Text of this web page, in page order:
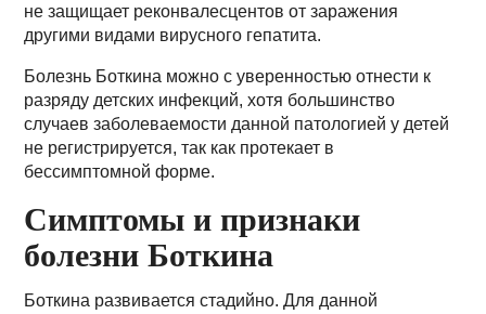
не защищает реконвалесцентов от заражения
другими видами вирусного гепатита.
Болезнь Боткина можно с уверенностью отнести к
разряду детских инфекций, хотя большинство
случаев заболеваемости данной патологией у детей
не регистрируется, так как протекает в
бессимптомной форме.
Симптомы и признаки
болезни Боткина
Боткина развивается стадийно. Для данной